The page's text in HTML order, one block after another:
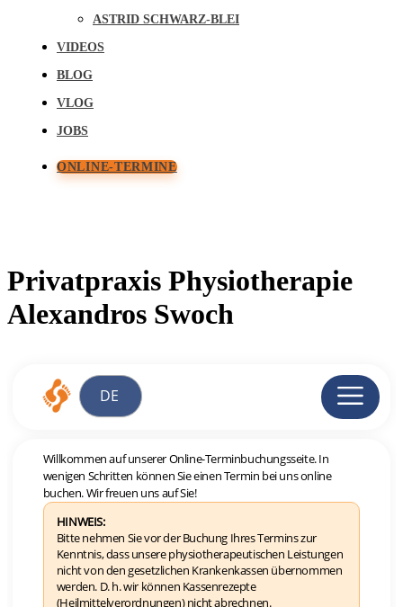
ASTRID SCHWARZ-BLEI
VIDEOS
BLOG
VLOG
JOBS
ONLINE-TERMINE
Privatpraxis Physiotherapie
Alexandros Swoch